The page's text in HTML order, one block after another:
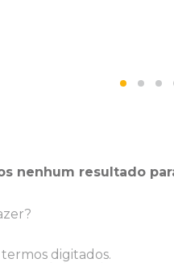
nenhum resultado
digitados.